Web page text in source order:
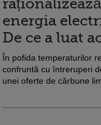
energia
De ce a luat
În pofida temperaturilor
confruntă cu întreruperi
unei oferte de cărbune